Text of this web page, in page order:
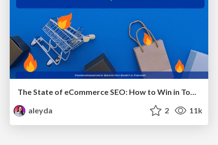
aleyda
2 11k